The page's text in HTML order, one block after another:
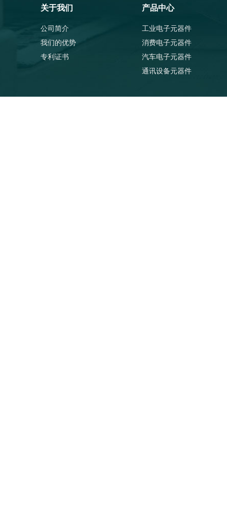
关于我们
公司简介
我们的优势
专利证书
产品中心
工业电子元器件
消费电子元器件
汽车电子元器件
通讯设备元器件